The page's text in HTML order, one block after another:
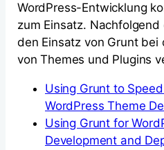
WordPress-Entwicklung
zum Einsatz.
den Einsatz von Grunt bei
von Themes und Plugins
Using Grunt to
WordPress Theme
Using Grunt for
Development and